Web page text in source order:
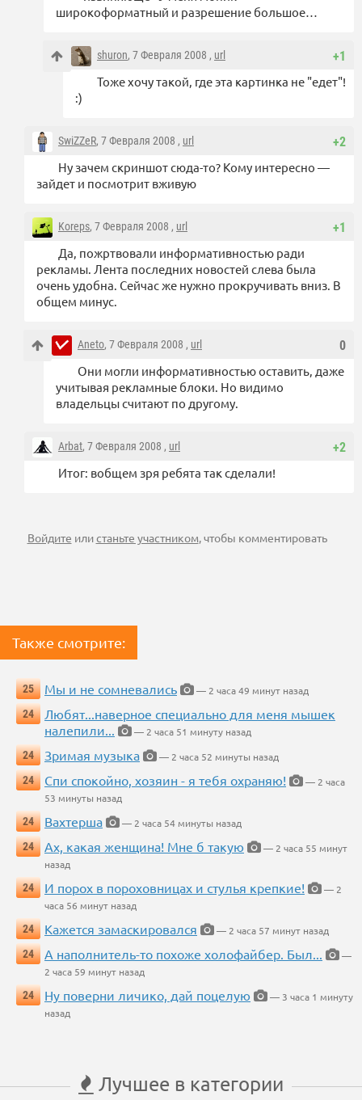
широкоформатный и разрешение большое…
+1
shuron, 7 Февраля 2008 , url
Тоже хочу такой, где эта картинка не "едет"!
:)
+2
SwiZZeR, 7 Февраля 2008 , url
Ну зачем скриншот сюда-то? Кому интересно —
зайдет и посмотрит вживую
+1
Koreps, 7 Февраля 2008 , url
Да, пожртвовали информативностью ради
рекламы. Лента последних новостей слева была
очень удобна. Сейчас же нужно прокручивать вниз. В
общем минус.
0
Aneto, 7 Февраля 2008 , url
Они могли информативностью оставить, даже
учитывая рекламные блоки. Но видимо
владельцы считают по другому.
+2
Arbat, 7 Февраля 2008 , url
Итог: вобщем зря ребята так сделали!
Войдите илистаньте участником, чтобы комментировать
Также смотрите:
25 Мы и не сомневались
— 2 часа 49 минут назад
24
Любят...наверное специально для меня мышек
налепили...
— 2 часа 51 минуту назад
24
Зримая музыка
— 2 часа 52 минуты назад
24
Спи спокойно, хозяин - я тебя охраняю!
— 2 часа
53 минуты назад
24
Вахтерша
— 2 часа 54 минуты назад
24
Ах, какая женщина! Мне б такую
— 2 часа 55 минут
назад
24
И порох в пороховницах и стулья крепкие!
— 2
часа 56 минут назад
24
Кажется замаскировался
— 2 часа 57 минут назад
24
А наполнитель-то похоже холофайбер. Был...
—
2 часа 59 минут назад
24
Ну поверни личико, дай поцелую
— 3 часа 1 минуту
назад
Лучшее в категории